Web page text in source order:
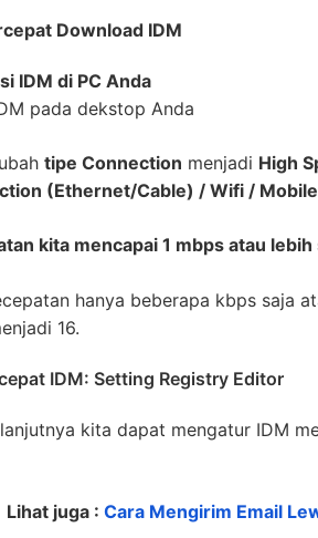
Download IDM
IDM di PC Anda
pada dekstop Anda
tipe Connection menjadi High
(Ethernet/Cable) / Wifi /
kita mencapai 1 mbps atau
hanya beberapa kbps saja
16.
IDM: Setting Registry Editor
kita dapat mengatur IDM
Lihat juga : Cara Mengirim Email